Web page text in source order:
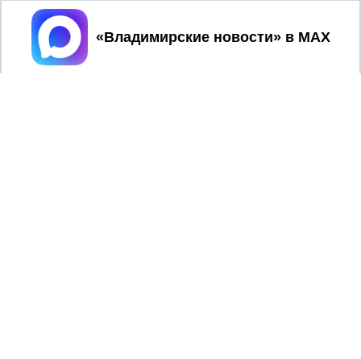
ВЛАДИМИРСКИЕ
НОВОСТИ
2017 © NEWSVLADIMIR.RU | СИ
«Информационное агентство
Принять